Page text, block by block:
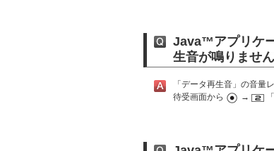
Java™アプリケ
生音が鳴りません
「データ再生音」の音量
待受画面から
→